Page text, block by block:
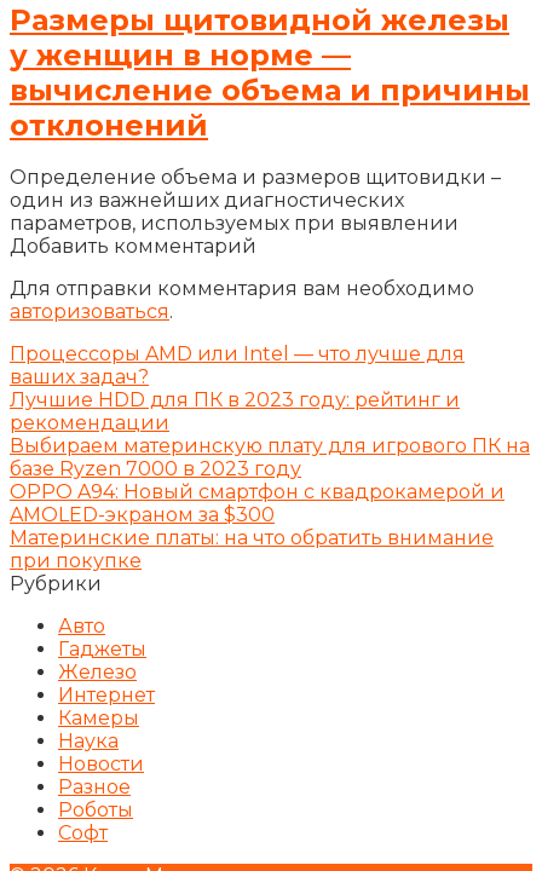
Размеры щитовидной железы
у женщин в норме —
вычисление объема и причины
отклонений
Определение объема и размеров щитовидки –
один из важнейших диагностических
параметров, используемых при выявлении
Добавить комментарий
Для отправки комментария вам необходимо
авторизоваться.
Процессоры AMD или Intel — что лучше для
ваших задач?
Лучшие HDD для ПК в 2023 году: рейтинг и
рекомендации
Выбираем материнскую плату для игрового ПК на
базе Ryzen 7000 в 2023 году
OPPO A94: Новый смартфон с квадрокамерой и
AMOLED-экраном за $300
Материнские платы: на что обратить внимание
при покупке
Рубрики
Авто
Гаджеты
Железо
Интернет
Камеры
Наука
Новости
Разное
Роботы
Софт